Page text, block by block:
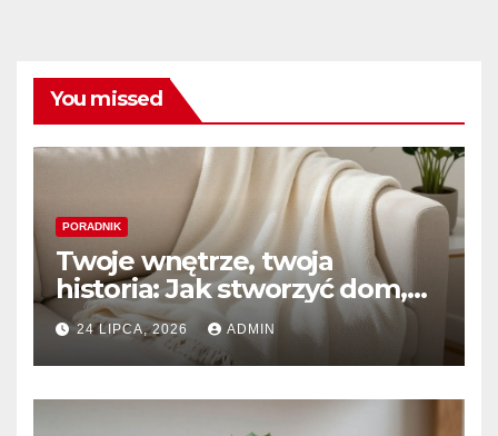
You missed
PORADNIK
Twoje wnętrze, twoja
historia: Jak stworzyć dom,
który naprawdę kochasz
24 LIPCA, 2026 ADMIN